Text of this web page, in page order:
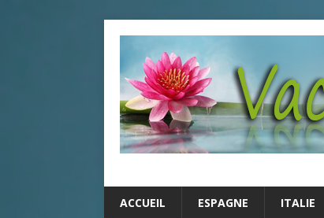
ACCUEIL ESPAGNE ITALIE